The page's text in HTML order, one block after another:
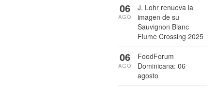
J. Lohr renueva la
imagen de su
Sauvignon Blanc
Flume Crossing 2025
06
AGO
FoodForum
Dominicana: 06
agosto
06
AGO